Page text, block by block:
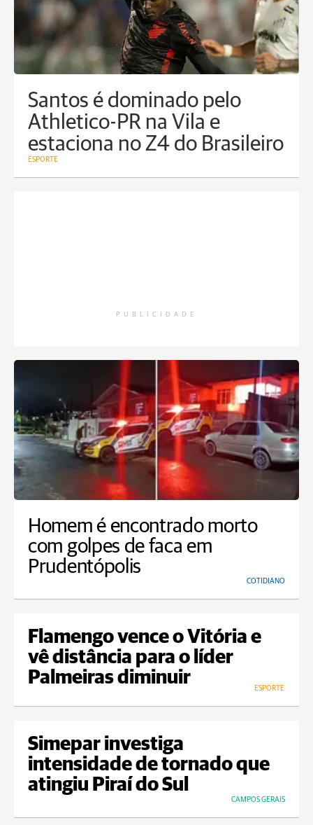
Santos é dominado pelo
Athletico-PR na Vila e
estaciona no Z4 do Brasileiro
ESPORTE
PUBLICIDADE
Homem é encontrado morto
com golpes de faca em
Prudentópolis
COTIDIANO
Flamengo vence o Vitória e
vê distância para o líder
Palmeiras diminuir
ESPORTE
Simepar investiga
intensidade de tornado que
atingiu Piraí do Sul
CAMPOS GERAIS